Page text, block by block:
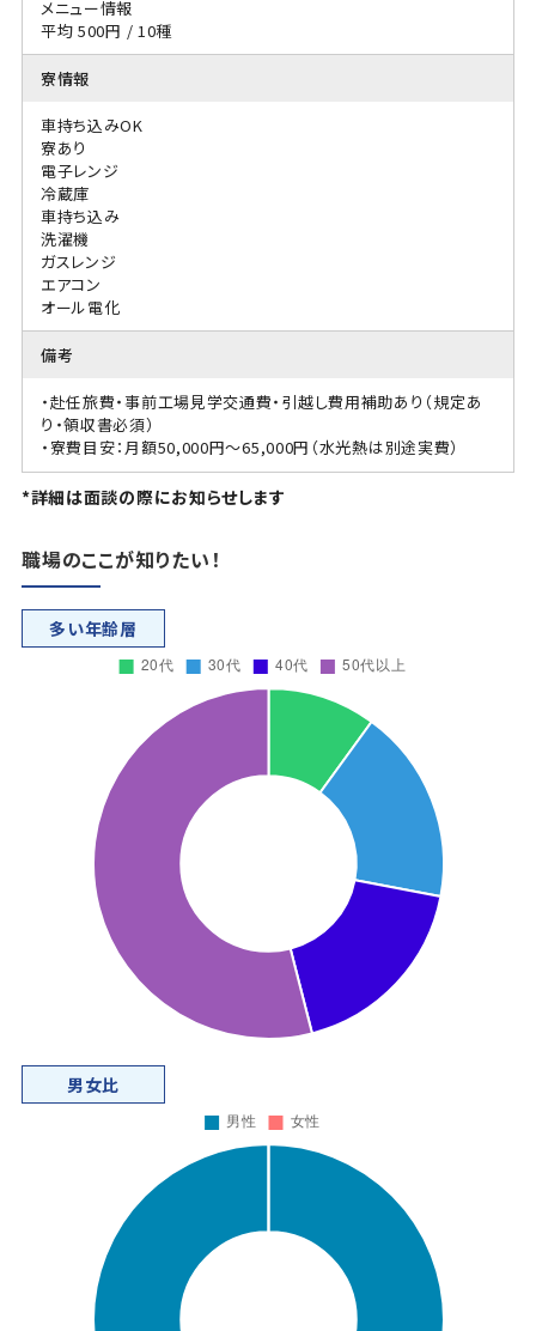
メニュー情報
平均 500円 / 10種
寮情報
車持ち込みOK
寮あり
電子レンジ
冷蔵庫
車持ち込み
洗濯機
ガスレンジ
エアコン
オール電化
備考
・赴任旅費・事前工場見学交通費・引越し費用補助あり（規定あ
り・領収書必須）
・寮費目安：月額50,000円〜65,000円（水光熱は別途実費）
*詳細は面談の際にお知らせします
職場のここが知りたい！
多い年齢層
男女比